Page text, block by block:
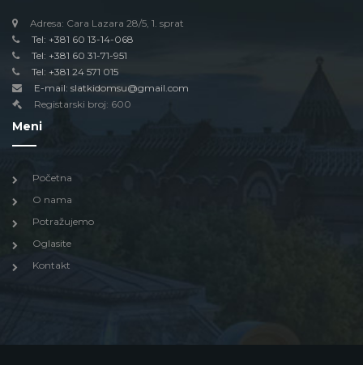
Adresa: Cara Lazara 28/5, 1. sprat
Tel: +381 60 13-14-068
Tel: +381 60 31-71-951
Tel: +381 24 571 015
E-mail: slatkidomsu@gmail.com
Registarski broj: 600
Meni
Početna
O nama
Potražujemo
Oglasite
Kontakt